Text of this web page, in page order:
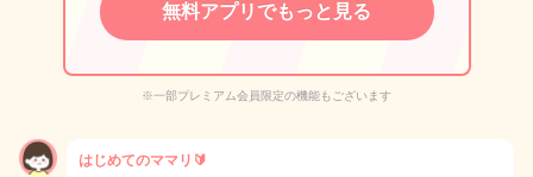
無料アプリでもっと見る
※一部プレミアム会員限定の機能もございます
はじめてのママリ🔰